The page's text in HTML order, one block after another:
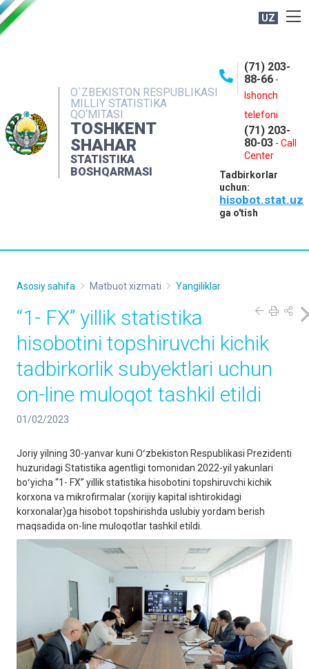
UZ
O`ZBEKISTON RESPUBLIKASI
MILLIY STATISTIKA
QO‘MITASI
TOSHKENT
SHAHAR
STATISTIKA
BOSHQARMASI
(71) 203-
88-66 -
Ishonch
telefoni
(71) 203-
80-03 - Call
Center
Tadbirkorlar
uchun:
hisobot.stat.uz
ga o'tish
NASHRLAR
INTERAKTIV XIZMATLAR
MATBUOT XIZMATI
MUROJAATLAR
Asosiy sahifa Matbuot xizmati Yangiliklar
“1- FX” yillik statistika
hisobotini topshiruvchi kichik
tadbirkorlik subyektlari uchun
on-line muloqot tashkil etildi
01/02/2023
Joriy yilning 30-yanvar kuni Oʻzbekiston Respublikasi Prezidenti
huzuridagi Statistika agentligi tomonidan 2022-yil yakunlari
boʻyicha “1- FX” yillik statistika hisobotini topshiruvchi kichik
korxona va mikrofirmalar (xorijiy kapital ishtirokidagi
korxonalar)ga hisobot topshirishda uslubiy yordam berish
maqsadida on-line muloqotlar tashkil etildi.